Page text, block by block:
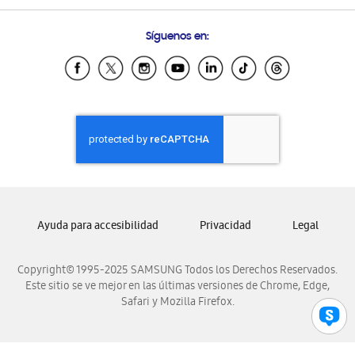
Samsung Ecuador
Samsung El Salvador
Samsung Honduras
Samsung Nicaragua
Samsung Panamá
Samsung Venezuela
Síguenos en:
Copyright© 1995-2025 SAMSUNG Todos los Derechos Reservados.
Este sitio se ve mejor en las últimas versiones de Chrome, Edge,
Safari y Mozilla Firefox.
Ayuda para accesibilidad Privacidad Legal